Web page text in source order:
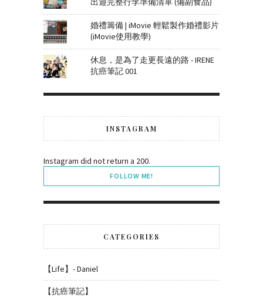
婚禮籌備 | iMovie 輕鬆製作婚禮影片
(iMovie使用教學)
休息，是為了走更長遠的路 - IRENE
抗癌筆記 001
INSTAGRAM
Instagram did not return a 200.
FOLLOW ME!
CATEGORIES
【Life】- Daniel
【抗癌筆記】